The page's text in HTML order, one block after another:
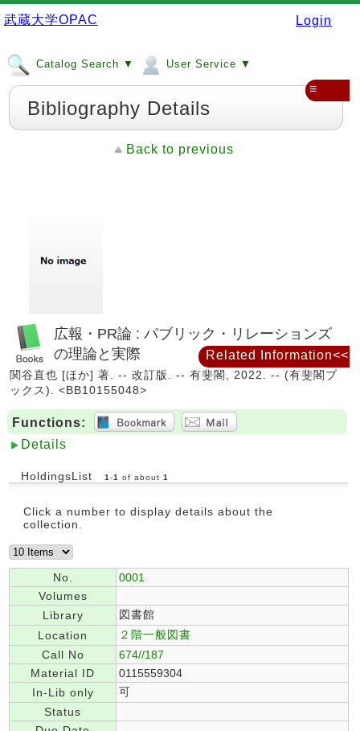
武蔵大学OPAC Login
Catalog Search ▼ User Service ▼
≡
Bibliography Details
Back to previous
広報・PR論 : パブリック・リレーションズ
の理論と実際
関谷直也 [ほか] 著. -- 改訂版. -- 有斐閣, 2022. -- (有斐閣ブ
ックス). <BB10155048>
Functions:
Details
HoldingsList 1 -1 of about 1
Click a number to display details about the
collection.
No.
0001
Volumes
Library
図書館
Location
２階一般図書
Call No
674//187
Material ID
0115559304
In-Lib only
可
Status
Related Information<<